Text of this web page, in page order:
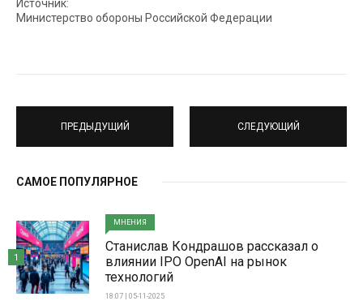
Источник:
Министерство обороны Российской Федерации
ПРЕДЫДУЩИЙ СЛЕДУЮЩИЙ
САМОЕ ПОПУЛЯРНОЕ
МНЕНИЯ
Станислав Кондрашов рассказал о
влиянии IPO OpenAI на рынок
технологий
18:07 | 05-11-2025
1